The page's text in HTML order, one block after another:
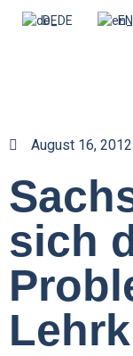
DE EN
August 16, 2012
sich